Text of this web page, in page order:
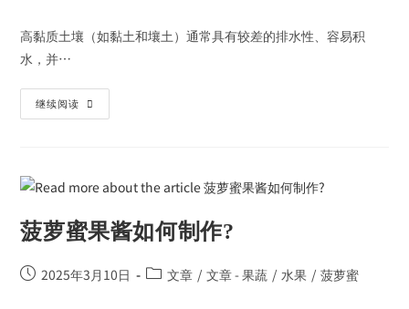
高黏质土壤（如黏土和壤土）通常具有较差的排水性、容易积
水，并…
继续阅读
菠萝蜜果酱如何制作?
2025年3月10日 文章 / 文章 - 果蔬 / 水果 / 菠萝蜜